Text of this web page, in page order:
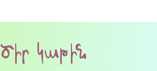
Ծիր կաթին